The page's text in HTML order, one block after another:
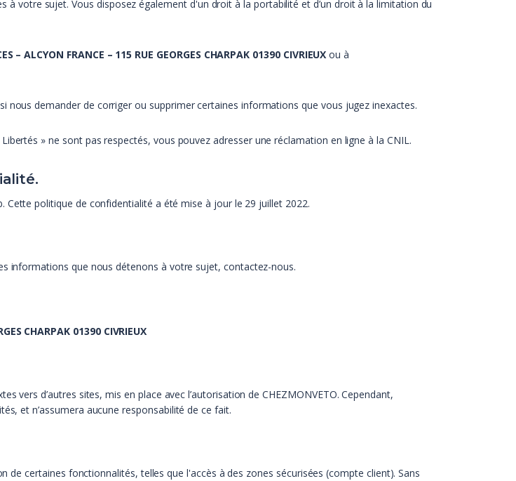
votre sujet. Vous disposez également d'un droit à la portabilité et d’un droit à la limitation du
– ALCYON FRANCE – 115 RUE GEORGES CHARPAK 01390 CIVRIEUX ou à
nous demander de corriger ou supprimer certaines informations que vous jugez inexactes.
» ne sont pas respectés, vous pouvez adresser une réclamation en ligne à la CNIL.
politique de confidentialité a été mise à jour le 29 juillet 2022.
informations que nous détenons à votre sujet, contactez-nous.
CHARPAK 01390 CIVRIEUX
vers d’autres sites, mis en place avec l’autorisation de CHEZMONVETO. Cependant,
et n’assumera aucune responsabilité de ce fait.
de certaines fonctionnalités, telles que l'accès à des zones sécurisées (compte client). Sans